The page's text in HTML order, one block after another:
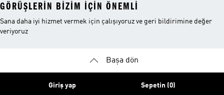
GÖRÜŞLERIN BIZIM IÇIN ÖNEMLI
Sana daha iyi hizmet vermek için çalışıyoruz ve geri bildirimine değer
veriyoruz
Başa dön
Giriş yap Sepetin (0)